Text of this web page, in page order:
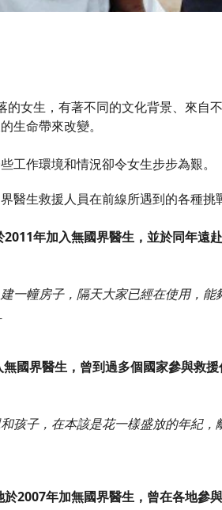
女生，有著不同的文化背景、來自
生命帶來改變。
工作環境和情況卻令女生步步為艱。
醫生救援人員在前線所遇到的各種挑
年加入無國界醫生，並於同年遠
一幢房子，隔天大家已經在使用，能
國界醫生，曾到過多個國家參與救
孩子，在本該是花一樣盛放的年紀，
2007年加無國界醫生，曾在各地參